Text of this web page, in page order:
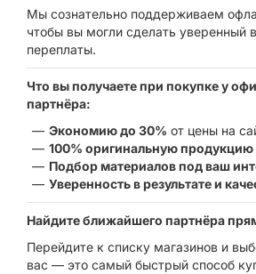
Мы сознательно поддерживаем
чтобы вы могли сделать уверенный
переплаты.
Что вы получаете при покупке у
партнёра:
Экономию до 30% от цены на
100% оригинальную продукцию
Подбор материалов под ваш
Уверенность в результате и
Найдите ближайшего партнёра
Перейдите к списку магазинов и
вас — это самый быстрый способ